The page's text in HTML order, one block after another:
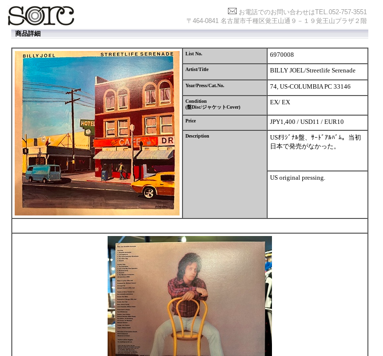
お電話でのお問い合わせはTEL.052-757-3551
〒464-0841 名古屋市千種区覚王山通９－１９覚王山プラザ２階
商品詳細
List No. 6970008
Artist/Title BILLY JOEL/Streetlife Serenade
Year/Press/Cat.No. 74, US-COLUMBIA PC 33146
Condition
(盤Disc/ジャケットCover)
EX/ EX
Price JPY1,400 / USD11 / EUR10
Description
USｵﾘｼﾞﾅﾙ盤、ｻｰﾄﾞｱﾙﾊﾞﾑ。当初
日本で発売がなかった。
US original pressing.